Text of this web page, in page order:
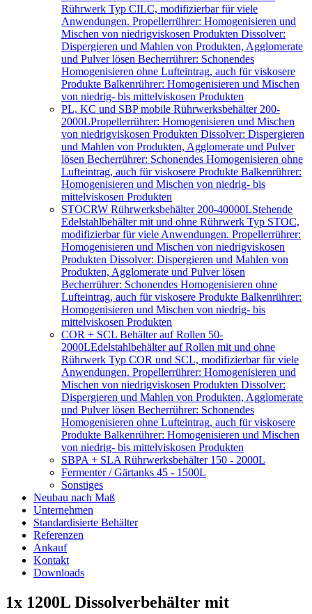
Rührwerk Typ CILC, modifizierbar für viele
Anwendungen. Propellerrührer: Homogenisieren und
Mischen von niedrigviskosen Produkten Dissolver:
Dispergieren und Mahlen von Produkten, Agglomerate
und Pulver lösen Becherrührer: Schonendes
Homogenisieren ohne Lufteintrag, auch für viskosere
Produkte Balkenrührer: Homogenisieren und Mischen
von niedrig- bis mittelviskosen Produkten
PL, KC und SBP mobile Rührwerksbehälter 200-
2000LPropellerrührer: Homogenisieren und Mischen
von niedrigviskosen Produkten Dissolver: Dispergieren
und Mahlen von Produkten, Agglomerate und Pulver
lösen Becherrührer: Schonendes Homogenisieren ohne
Lufteintrag, auch für viskosere Produkte Balkenrührer:
Homogenisieren und Mischen von niedrig- bis
mittelviskosen Produkten
STOCRW Rührwerksbehälter 200-40000LStehende
Edelstahlbehälter mit und ohne Rührwerk Typ STOC,
modifizierbar für viele Anwendungen. Propellerrührer:
Homogenisieren und Mischen von niedrigviskosen
Produkten Dissolver: Dispergieren und Mahlen von
Produkten, Agglomerate und Pulver lösen
Becherrührer: Schonendes Homogenisieren ohne
Lufteintrag, auch für viskosere Produkte Balkenrührer:
Homogenisieren und Mischen von niedrig- bis
mittelviskosen Produkten
COR + SCL Behälter auf Rollen 50-
2000LEdelstahlbehälter auf Rollen mit und ohne
Rührwerk Typ COR und SCL, modifizierbar für viele
Anwendungen. Propellerrührer: Homogenisieren und
Mischen von niedrigviskosen Produkten Dissolver:
Dispergieren und Mahlen von Produkten, Agglomerate
und Pulver lösen Becherrührer: Schonendes
Homogenisieren ohne Lufteintrag, auch für viskosere
Produkte Balkenrührer: Homogenisieren und Mischen
von niedrig- bis mittelviskosen Produkten
SBPA + SLA Rührwerksbehälter 150 - 2000L
Fermenter / Gärtanks 45 - 1500L
Sonstiges
Neubau nach Maß
Unternehmen
Standardisierte Behälter
Referenzen
Ankauf
Kontakt
Downloads
1x 1200L Dissolverbehälter mit